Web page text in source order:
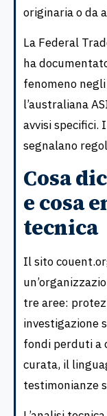
originaria o da
La Federal
ha
fenomeno
l’australiana
avvisi specifici.
segnalano
Cosa
e cosa
tecnica
Il sito
tre aree:
investigazione
fondi perduti a
curata, il
testimonianze